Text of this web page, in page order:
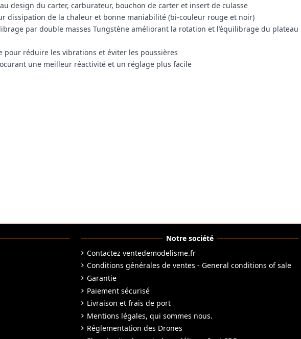
design du carter, carburateur, bouchon de carter et insert de culasse
dissipation de la chaleur et bonne maniabilité (bi-couleur rouge et noir)
par double masses Tungstène améliorant la rotation et l’équilibrage du plateau
pour réduire les vibrations et éviter les poussières
une meilleur réactivité et un réglage plus facile
Notre société
Contactez ventedemodelisme.fr
Conditions générales de ventes - General conditions of sale
Garantie
Paiement sécurisé
Livraison et frais de port
Mentions légales, qui sommes nous.
Réglementation des Drones